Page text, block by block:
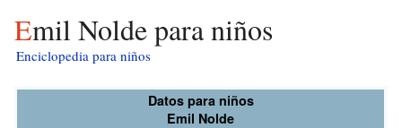
Emil Nolde para niños
Enciclopedia para niños
Datos para niños
Emil Nolde